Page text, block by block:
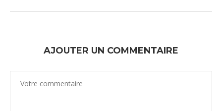
AJOUTER UN COMMENTAIRE